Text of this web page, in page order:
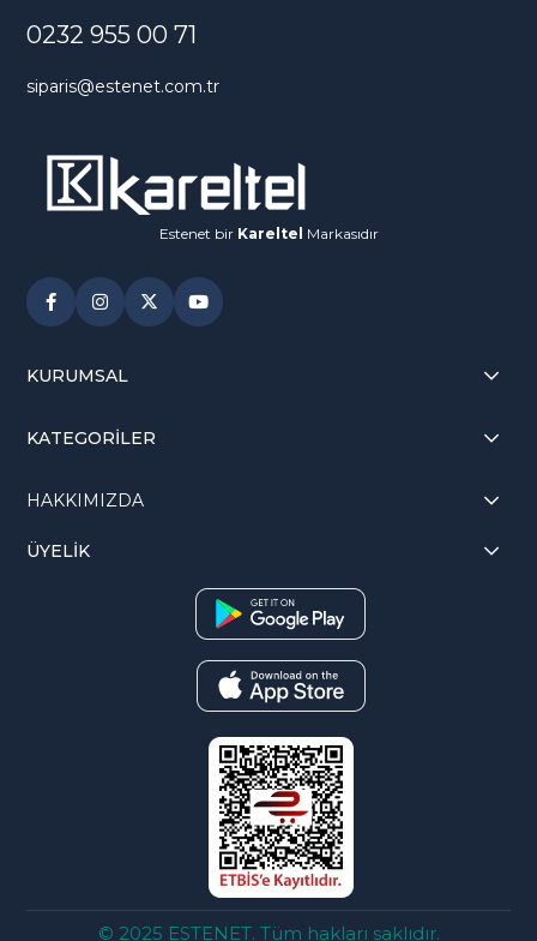
kullanılabilir.
Neden PVC Kaplı Bağlama Teli?
özellikleri bir arada sunar. Metre ile satış avantajı sayesinde
tam ihtiyacınız kadar alabilir, her türlü sabitleme işinde
güvenle kullanabilirsiniz.
0232 955 00 71
siparis@estenet.com.tr
Estenet bir Kareltel Markasıdır
KURUMSAL
KATEGORİLER
HAKKIMIZDA
ÜYELİK
© 2025 ESTENET. Tüm hakları saklıdır.